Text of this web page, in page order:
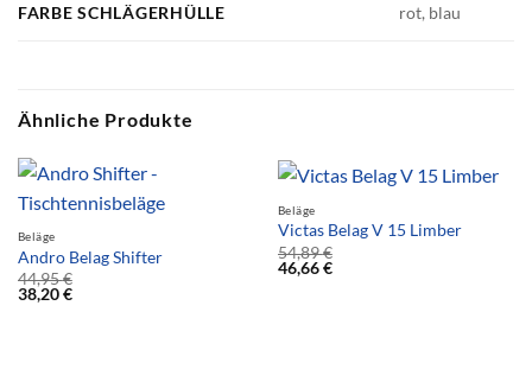
FARBE SCHLÄGERHÜLLE rot, blau
Ähnliche Produkte
Beläge
Andro Belag Shifter
44,95€
38,20€
Beläge
Victas Belag V 15 Limber
54,89€
46,66€